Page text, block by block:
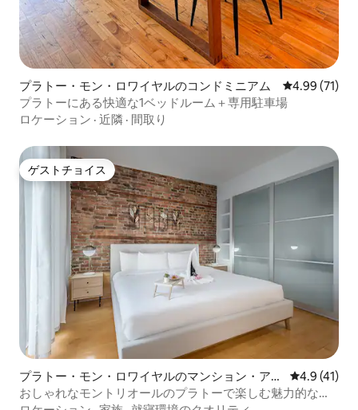
プラトー・モン・ロワイヤルのコンドミニアム レビュー71
4.99 (71)
プラトーにある快適な1ベッドルーム＋専用駐車場
ロケーション · 近隣 · 間取り
ゲストチョイス
ゲストチョイス
プラトー・モン・ロワイヤルのマンション・アパ
ート
レビュー41
4.9 (41)
おしゃれなモントリオールのプラトーで楽しむ魅力的なフ